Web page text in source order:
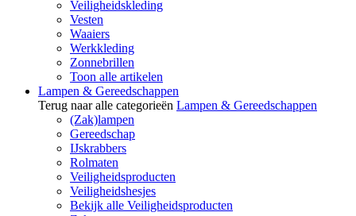
Veiligheidskleding
Vesten
Waaiers
Werkkleding
Zonnebrillen
Toon alle artikelen
Lampen & Gereedschappen
Terug naar alle categorieën Lampen & Gereedschappen
(Zak)lampen
Gereedschap
IJskrabbers
Rolmaten
Veiligheidsproducten
Veiligheidshesjes
Bekijk alle Veiligheidsproducten